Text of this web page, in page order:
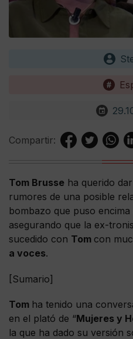
Compartir:
Tom Brusse ha querido
rumores de una posible
bombazo que puso encima
asegurando que la ex-
sucedido con Tom con
a voces.
[Sumario]
Tom ha tenido una
en el plató de “Mujeres y
la que ha dado su versión